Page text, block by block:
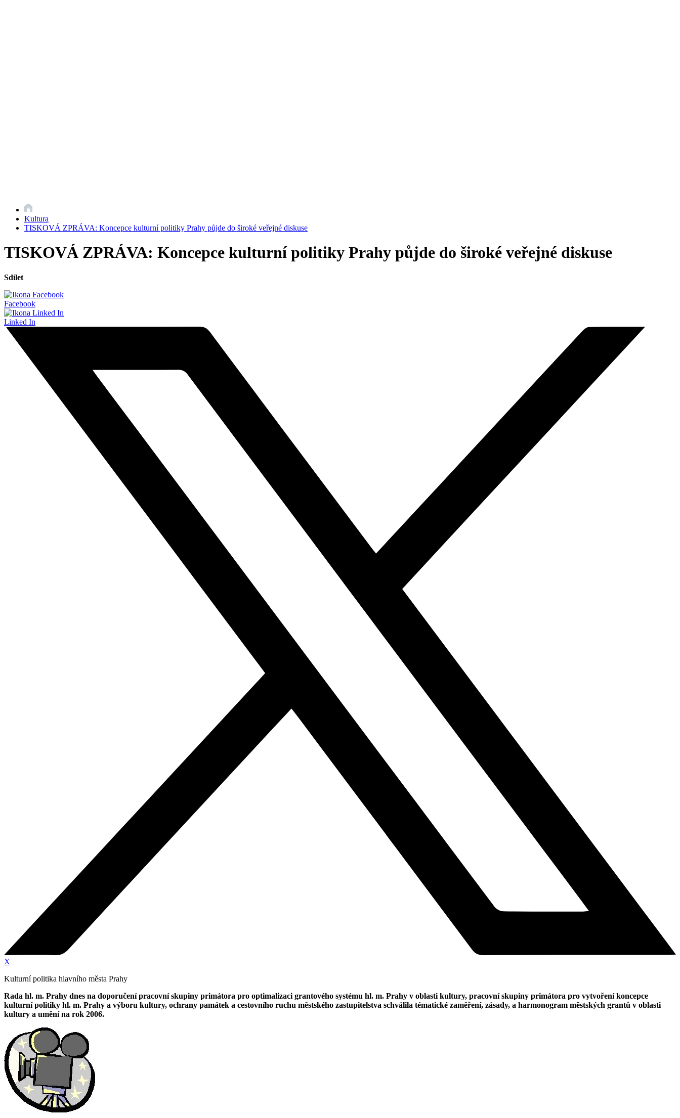
Kultura
TISKOVÁ ZPRÁVA: Koncepce kulturní politiky Prahy půjde do široké veřejné diskuse
TISKOVÁ ZPRÁVA: Koncepce kulturní politiky Prahy půjde do široké veřejné diskuse
Sdílet
Facebook
Linked In
X
Kulturní politika hlavního města Prahy
Rada hl. m. Prahy dnes na doporučení pracovní skupiny primátora pro optimalizaci grantového systému hl. m. Prahy v oblasti kultury, pracovní skupiny primátora pro vytvoření koncepce
kulturní politiky hl. m. Prahy a výboru kultury, ochrany památek a cestovního ruchu městského zastupitelstva schválila tématické zaměření, zásady, a harmonogram městských grantů v oblasti
kultury a umění na rok 2006.